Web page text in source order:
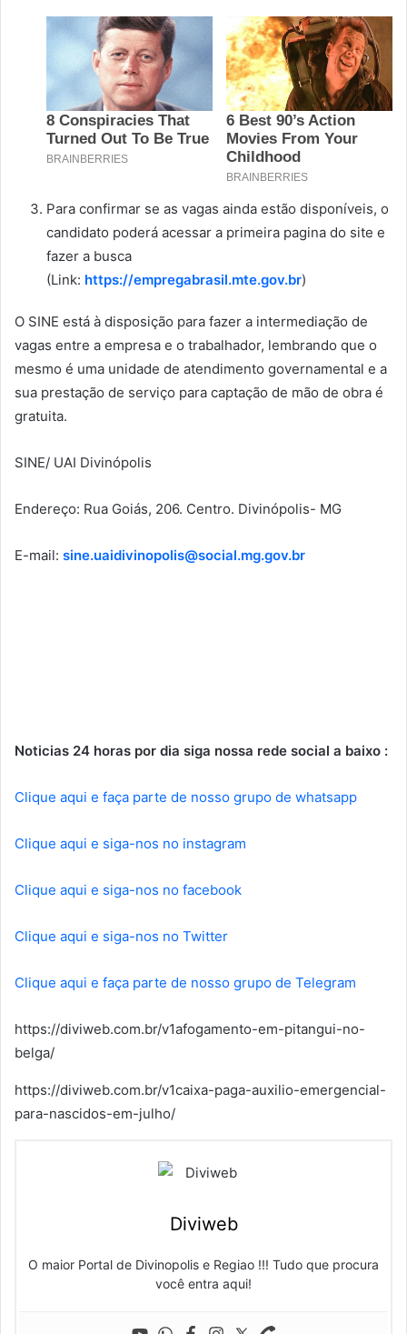
Para confirmar se as vagas ainda estão disponíveis, o
candidato poderá acessar a primeira pagina do site e
fazer a busca
(Link: https://empregabrasil.mte.gov.br)
O SINE está à disposição para fazer a intermediação de
vagas entre a empresa e o trabalhador, lembrando que o
mesmo é uma unidade de atendimento governamental e a
sua prestação de serviço para captação de mão de obra é
gratuita.
SINE/ UAI Divinópolis
Endereço: Rua Goiás, 206. Centro. Divinópolis- MG
E-mail: sine.uaidivinopolis@social.mg.gov.br
Noticias 24 horas por dia siga nossa rede social a baixo :
Clique aqui e faça parte de nosso grupo de whatsapp
Clique aqui e siga-nos no instagram
Clique aqui e siga-nos no facebook
Clique aqui e siga-nos no Twitter
Clique aqui e faça parte de nosso grupo de Telegram
https://diviweb.com.br/v1afogamento-em-pitangui-no-
belga/
https://diviweb.com.br/v1caixa-paga-auxilio-emergencial-
para-nascidos-em-julho/
Diviweb
O maior Portal de Divinopolis e Regiao !!! Tudo que procura
você entra aqui!